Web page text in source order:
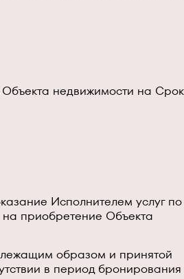
Объекта недвижимости на Срок
Исполнителем услуг по
приобретение Объекта
образом и принятой
в период бронирования